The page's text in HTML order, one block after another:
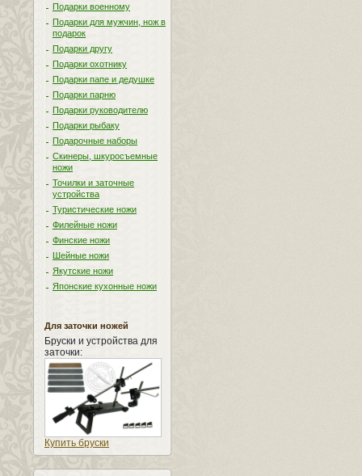
Подарки военному
Подарки для мужчин, нож в
подарок
Подарки другу
Подарки охотнику
Подарки папе и дедушке
Подарки парню
Подарки руководителю
Подарки рыбаку
Подарочные наборы
Скинеры, шкуросъемные
ножи
Точилки и заточные
устройства
Туристические ножи
Филейные ножи
Финские ножи
Шейные ножи
Якутские ножи
Японские кухонные ножи
Для заточки ножей
Бруски и устройства для
заточки:
Купить бруски